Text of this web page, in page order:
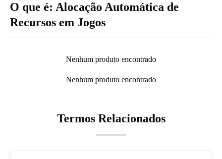
O que é: Alocação Automática de
Recursos em Jogos
Nenhum produto encontrado
Nenhum produto encontrado
Termos Relacionados